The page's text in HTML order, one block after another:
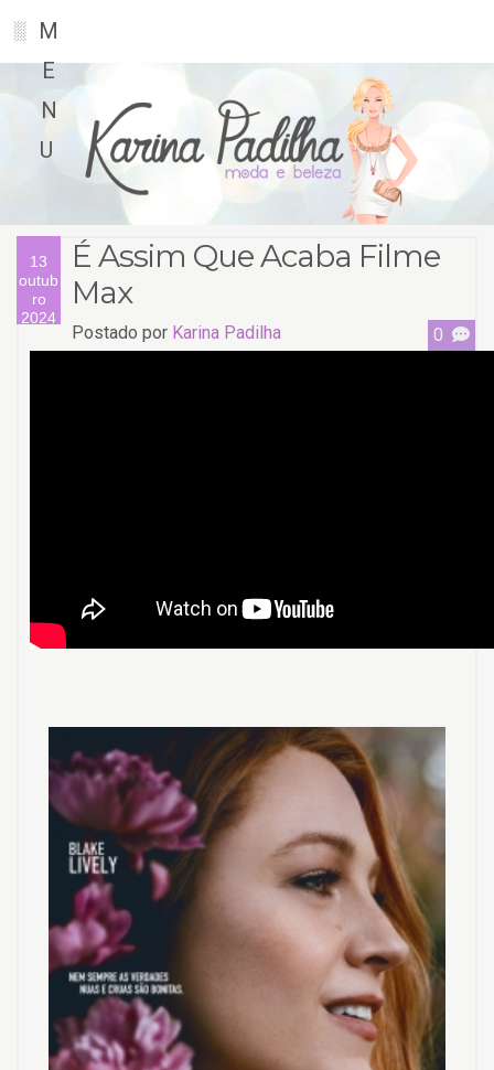
░
M
E
N
U
13
outub
ro
2024
É Assim Que Acaba Filme
Max
Postado por Karina Padilha 0